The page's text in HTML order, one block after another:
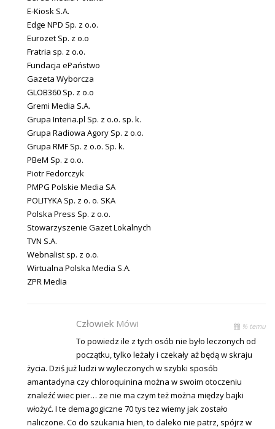
E-Kiosk S.A.
Edge NPD Sp. z o.o.
Eurozet Sp. z o.o
Fratria sp. z o.o.
Fundacja ePaństwo
Gazeta Wyborcza
GLOB360 Sp. z o.o
Gremi Media S.A.
Grupa Interia.pl Sp. z o.o. sp. k.
Grupa Radiowa Agory Sp. z o.o.
Grupa RMF Sp. z o.o. Sp. k.
PBeM Sp. z o.o.
Piotr Fedorczyk
PMPG Polskie Media SA
POLITYKA Sp. z o. o. SKA
Polska Press Sp. z o.o.
Stowarzyszenie Gazet Lokalnych
TVN S.A.
Webnalist sp. z o.o.
Wirtualna Polska Media S.A.
ZPR Media
Człowiek Mówi % temu
To powiedz ile z tych osób nie było leczonych od
początku, tylko leżały i czekały aż będą w skraju
życia. Dziś już ludzi w wyleczonych w szybki sposób
amantadyna czy chloroquinina można w swoim otoczeniu
znaleźć wiec pier… ze nie ma czym też można między bajki
włożyć. I te demagogiczne 70 tys tez wiemy jak zostało
naliczone. Co do szukania hien, to daleko nie patrz, spójrz w